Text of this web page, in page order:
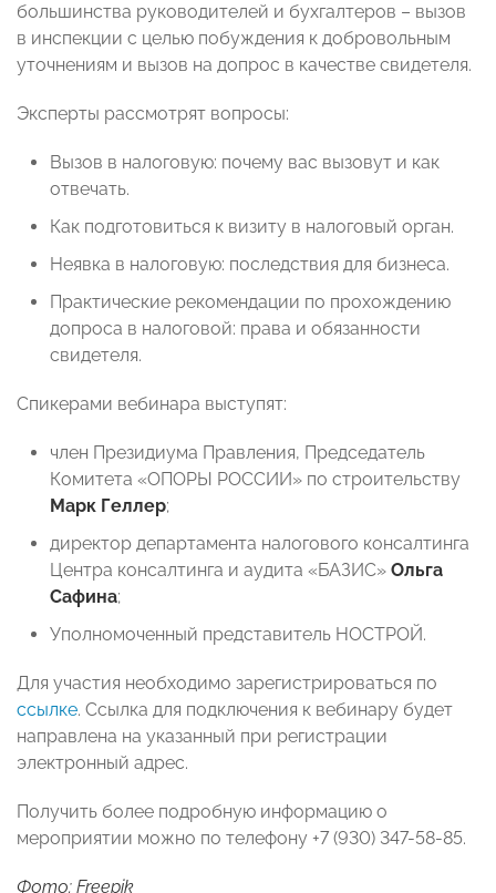
большинства руководителей и бухгалтеров – вызов
в инспекции с целью побуждения к добровольным
уточнениям и вызов на допрос в качестве свидетеля.
Эксперты рассмотрят вопросы:
Вызов в налоговую: почему вас вызовут и как
отвечать.
Как подготовиться к визиту в налоговый орган.
Неявка в налоговую: последствия для бизнеса.
Практические рекомендации по прохождению
допроса в налоговой: права и обязанности
свидетеля.
Спикерами вебинара выступят:
член Президиума Правления, Председатель
Комитета «ОПОРЫ РОССИИ» по строительству
Марк Геллер;
директор департамента налогового консалтинга
Центра консалтинга и аудита «БАЗИС» Ольга
Сафина;
Уполномоченный представитель НОСТРОЙ.
Для участия необходимо зарегистрироваться по
ссылке. Ссылка для подключения к вебинару будет
направлена на указанный при регистрации
электронный адрес.
Получить более подробную информацию о
мероприятии можно по телефону +7 (930) 347-58-85.
Фото: Freepik